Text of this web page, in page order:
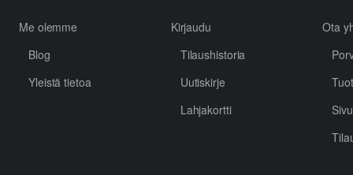
Me olemme
Blog
Yleistä tietoa
Kirjaudu
Tilaushistoria
Uutiskirje
Lahjakortti
Ota